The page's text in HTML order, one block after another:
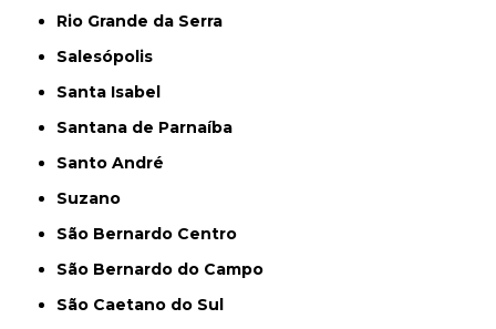
Rio Grande da Serra
Salesópolis
Santa Isabel
Santana de Parnaíba
Santo André
Suzano
São Bernardo Centro
São Bernardo do Campo
São Caetano do Sul